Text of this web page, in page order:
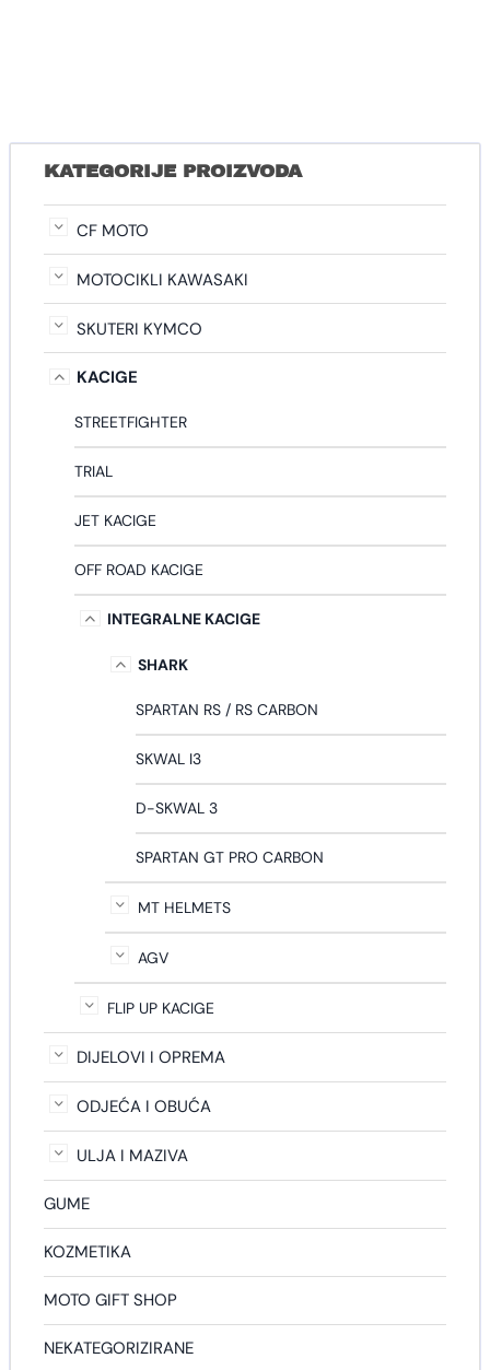
KATEGORIJE PROIZVODA
CF MOTO
MOTOCIKLI KAWASAKI
SKUTERI KYMCO
KACIGE
STREETFIGHTER
TRIAL
JET KACIGE
OFF ROAD KACIGE
INTEGRALNE KACIGE
SHARK
SPARTAN RS / RS CARBON
SKWAL I3
D-SKWAL 3
SPARTAN GT PRO CARBON
MT HELMETS
AGV
FLIP UP KACIGE
DIJELOVI I OPREMA
ODJEĆA I OBUĆA
ULJA I MAZIVA
GUME
KOZMETIKA
MOTO GIFT SHOP
NEKATEGORIZIRANE